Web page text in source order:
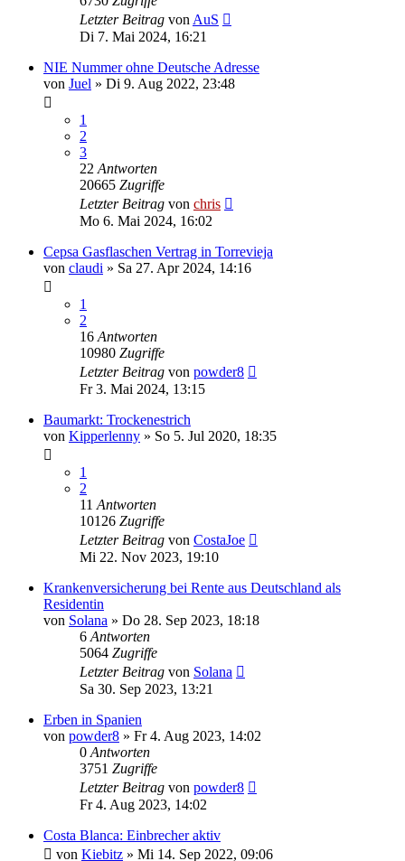
Letzter Beitrag von AuS
Di 7. Mai 2024, 16:21
NIE Nummer ohne Deutsche Adresse
von Juel » Di 9. Aug 2022, 23:48
1
2
3
22 Antworten
20665 Zugriffe
Letzter Beitrag von chris
Mo 6. Mai 2024, 16:02
Cepsa Gasflaschen Vertrag in Torrevieja
von claudi » Sa 27. Apr 2024, 14:16
1
2
16 Antworten
10980 Zugriffe
Letzter Beitrag von powder8
Fr 3. Mai 2024, 13:15
Baumarkt: Trockenestrich
von Kipperlenny » So 5. Jul 2020, 18:35
1
2
11 Antworten
10126 Zugriffe
Letzter Beitrag von CostaJoe
Mi 22. Nov 2023, 19:10
Krankenversicherung bei Rente aus Deutschland als
Residentin
von Solana » Do 28. Sep 2023, 18:18
6 Antworten
5064 Zugriffe
Letzter Beitrag von Solana
Sa 30. Sep 2023, 13:21
Erben in Spanien
von powder8 » Fr 4. Aug 2023, 14:02
0 Antworten
3751 Zugriffe
Letzter Beitrag von powder8
Fr 4. Aug 2023, 14:02
Costa Blanca: Einbrecher aktiv
von Kiebitz » Mi 14. Sep 2022, 09:06